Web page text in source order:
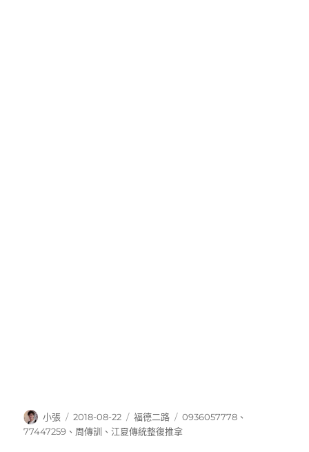
作
者
小張
發
佈
2018-08-22
分
類
福德二路
標
籤
0936057778 、
77447259 、 周傳訓 、江夏傳統整復推拿